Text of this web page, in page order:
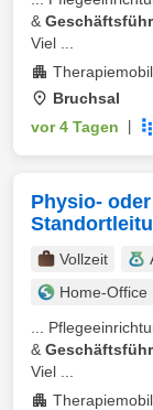
&
Viel ...
Therapiemobil
Bruchsal
vor 4 Tagen
Physio-
Vollzeit
Home-Office
...
&
Viel ...
Therapiemobil